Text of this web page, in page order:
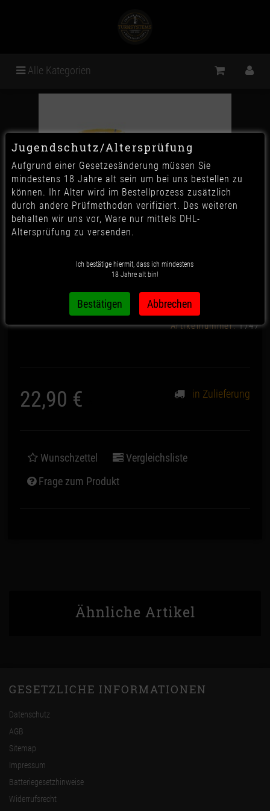
Alle Kategorien
Hookain Litlip Phunnelkopf -
Vintage Cringe
Artikelnummer:1747
22,90 € in Zulieferung
Wunschzettel
Vergleichsliste
Frage zum Produkt
Ähnliche Artikel
GESETZLICHE INFORMATIONEN
Datenschutz
AGB
Sitemap
Impressum
Batteriegesetzhinweise
Widerrufsrecht
Jugendschutz/Altersprüfung
Aufgrund einer Gesetzesänderung müssen Sie
mindestens 18 Jahre alt sein um bei uns bestellen zu
können. Ihr Alter wird im Bestellprozess zusätzlich
durch andere Prüfmethoden verifiziert. Des weiteren
behalten wir uns vor, Ware nur mittels DHL-
Altersprüfung zu versenden.
Ich bestätige hiermit, dass ich mindestens
18 Jahre alt bin!